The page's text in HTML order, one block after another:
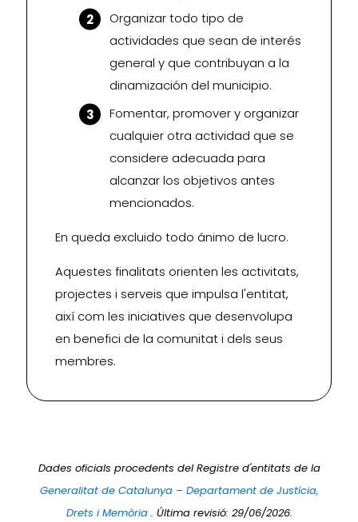
Organizar todo tipo de
actividades que sean de interés
general y que contribuyan a la
dinamización del municipio.
Fomentar, promover y organizar
cualquier otra actividad que se
considere adecuada para
alcanzar los objetivos antes
mencionados.
En queda excluido todo ánimo de lucro.
Aquestes finalitats orienten les activitats,
projectes i serveis que impulsa l'entitat,
així com les iniciatives que desenvolupa
en benefici de la comunitat i dels seus
membres.
Dades oficials procedents del Registre d'entitats de la
Generalitat de Catalunya – Departament de Justícia,
Drets i Memòria . Última revisió: 29/06/2026.